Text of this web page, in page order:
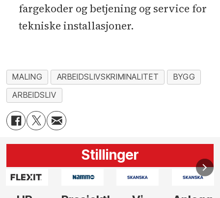
fargekoder og betjening og service for
tekniske installasjoner.
MALING ARBEIDSLIVSKRIMINALITET
BYGG
ARBEIDSLIV
Stillinger